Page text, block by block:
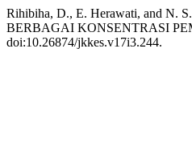
Rihibiha, D., E. Herawati, and
BERBAGAI KONSENTRASI
doi:10.26874/jkkes.v17i3.244.